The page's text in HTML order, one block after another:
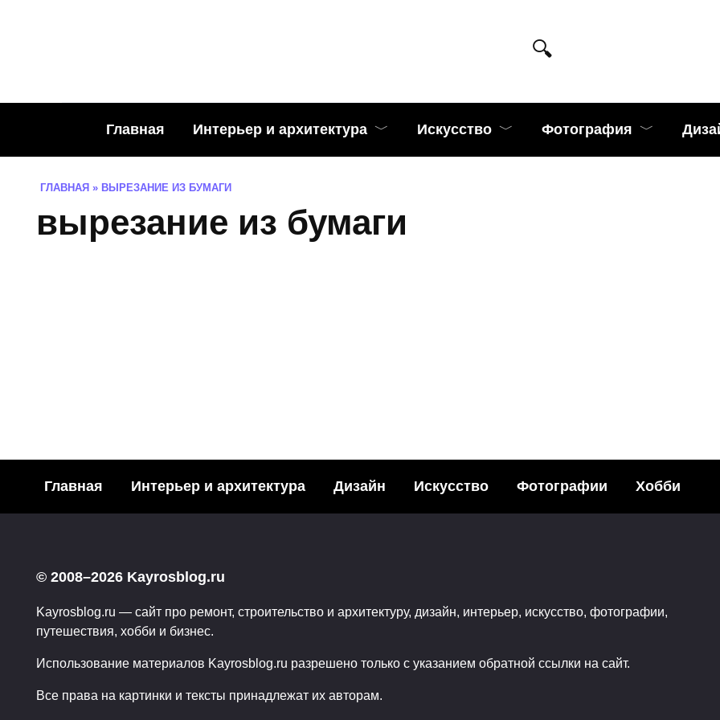
Главная Интерьер и архитектура Искусство Фотография
ГЛАВНАЯ » ВЫРЕЗАНИЕ ИЗ БУМАГИ
вырезание из бумаги
Креативное вырезание из бумаги от Джо
Багли (Joe Bagley)
Главная Интерьер и архитектура Дизайн Искусство Фотографии Хобби
© 2008–2026 Kayrosblog.ru
Kayrosblog.ru — сайт про ремонт, строительство и архитектуру, дизайн, интерьер, искусство, фотографии,
путешествия, хобби и бизнес.
Использование материалов Kayrosblog.ru разрешено только с указанием обратной ссылки на сайт.
Все права на картинки и тексты принадлежат их авторам.